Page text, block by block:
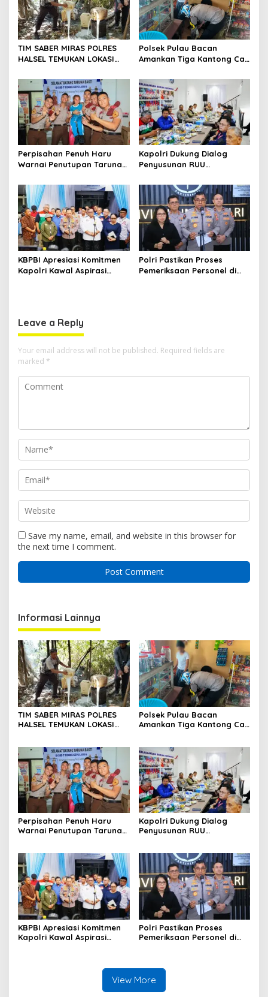
i
g
a
t
i
o
n
TIM SABER MIRAS POLRES
HALSEL TEMUKAN LOKASI
DESA MARABOSE
Polsek Pulau Bacan
Amankan Tiga Kantong Cap
Desa Tomori
Perpisahan Penuh Haru
Warnai Penutupan Taruna
Kepulauan
Kapolri Dukung Dialog
Penyusunan RUU
Jembatan Aspirasi Buruh
KBPBI Apresiasi Komitmen
Kapolri Kawal Aspirasi
Polri Pastikan Proses
Pemeriksaan Personel di
Leave a Reply
Your email address will not be published. Required fields are
marked *
Save my name, email, and website in this browser for
the next time I comment.
Informasi Lainnya
TIM SABER MIRAS POLRES
HALSEL TEMUKAN LOKASI
Polsek Pulau Bacan
Amankan Tiga Kantong Cap
Perpisahan Penuh Haru
Warnai Penutupan Taruna
Kapolri Dukung Dialog
Penyusunan RUU
KBPBI Apresiasi Komitmen
Kapolri Kawal Aspirasi
Polri Pastikan Proses
Pemeriksaan Personel di
View More